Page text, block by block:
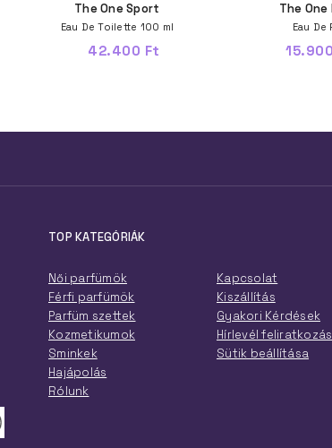
The One Sport
Eau De Toilette 100 ml
42.400 Ft
The One
Eau De
TOP KATEGÓRIÁK
Női parfümök
Férfi parfümök
Parfüm szettek
Kozmetikumok
Sminkek
Hajápolás
Rólunk
Kapcsolat
Kiszállítás
Gyakori Kérdések
Hírlevél feliratkozás
Sütik beállítása